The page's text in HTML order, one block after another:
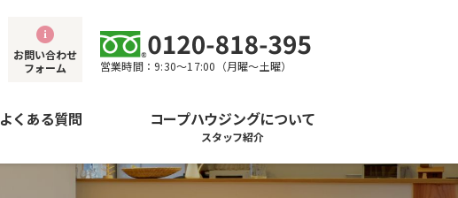
お問い合わせ
フォーム
営業時間：9:30〜17:00（月曜〜土曜）
よくある質問 コープハウジングについて
スタッフ紹介